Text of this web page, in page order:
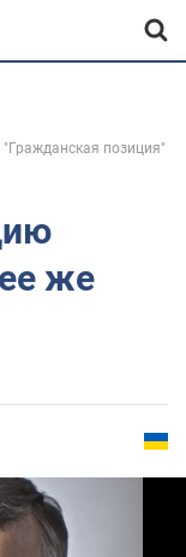
"Гражданская позиция"
же